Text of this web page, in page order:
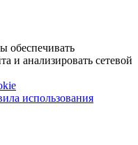
обеспечивать
и анализировать сетевой
использования